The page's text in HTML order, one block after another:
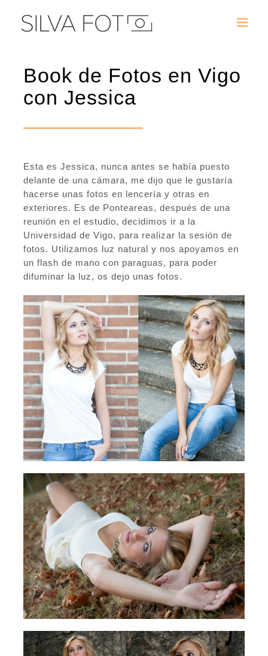
contenido
Book de Fotos en Vigo
con Jessica
Esta es Jessica, nunca antes se había puesto
delante de una cámara, me dijo que le gustaría
hacerse unas fotos en lencería y otras en
exteriores. Es de Ponteareas, después de una
reunión en el estudio, decidimos ir a la
Universidad de Vigo, para realizar la sesión de
fotos. Utilizamos luz natural y nos apoyamos en
un flash de mano con paraguas, para poder
difuminar la luz, os dejo unas fotos.